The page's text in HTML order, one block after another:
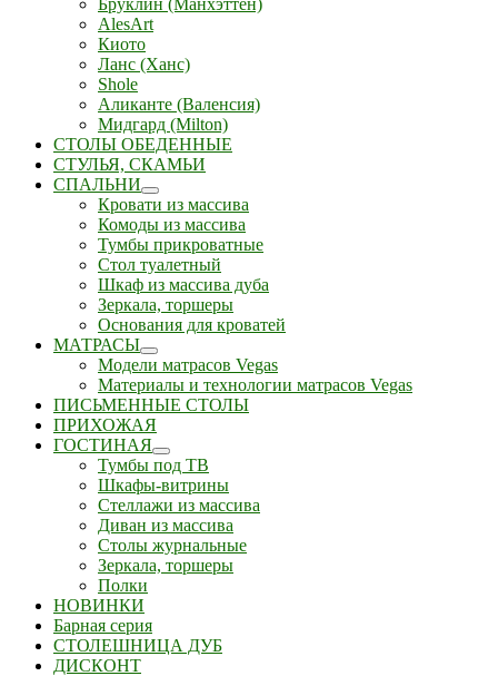
Бруклин (Манхэттен)
AlesArt
Киото
Ланс (Ханс)
Shole
Аликанте (Валенсия)
Мидгард (Milton)
СТОЛЫ ОБЕДЕННЫЕ
СТУЛЬЯ, СКАМЬИ
СПАЛЬНИ
Кровати из массива
Комоды из массива
Тумбы прикроватные
Стол туалетный
Шкаф из массива дуба
Зеркала, торшеры
Основания для кроватей
МАТРАСЫ
Модели матрасов Vegas
Материалы и технологии матрасов Vegas
ПИСЬМЕННЫЕ СТОЛЫ
ПРИХОЖАЯ
ГОСТИНАЯ
Тумбы под ТВ
Шкафы-витрины
Стеллажи из массива
Диван из массива
Столы журнальные
Зеркала, торшеры
Полки
НОВИНКИ
Барная серия
СТОЛЕШНИЦА ДУБ
ДИСКОНТ